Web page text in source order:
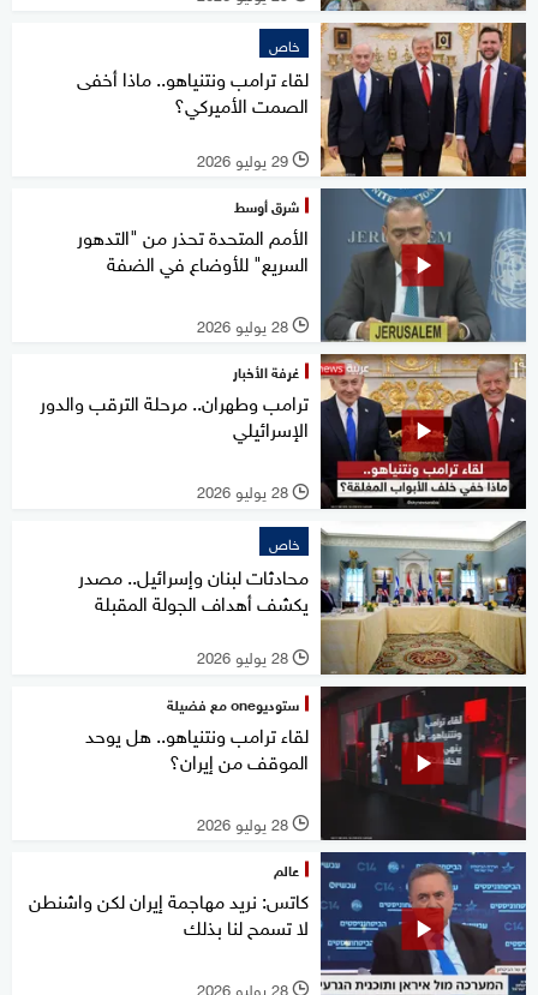
خاص
لقاء ترامب ونتنياهو.. ماذا أخفى
الصمت الأميركي؟
l 29 يوليو 2026
شرق أوسط
الأمم المتحدة تحذر من "التدهور
السريع" للأوضاع في الضفة
l 28 يوليو 2026
غرفة الأخبار
ترامب وطهران.. مرحلة الترقب والدور
الإسرائيلي
l 28 يوليو 2026
خاص
محادثات لبنان وإسرائيل.. مصدر
يكشف أهداف الجولة المقبلة
l 28 يوليو 2026
ستوديوone مع فضيلة
لقاء ترامب ونتنياهو.. هل يوحد
الموقف من إيران؟
l 28 يوليو 2026
عالم
كاتس: نريد مهاجمة إيران لكن واشنطن
لا تسمح لنا بذلك
l 28 يوليو 2026